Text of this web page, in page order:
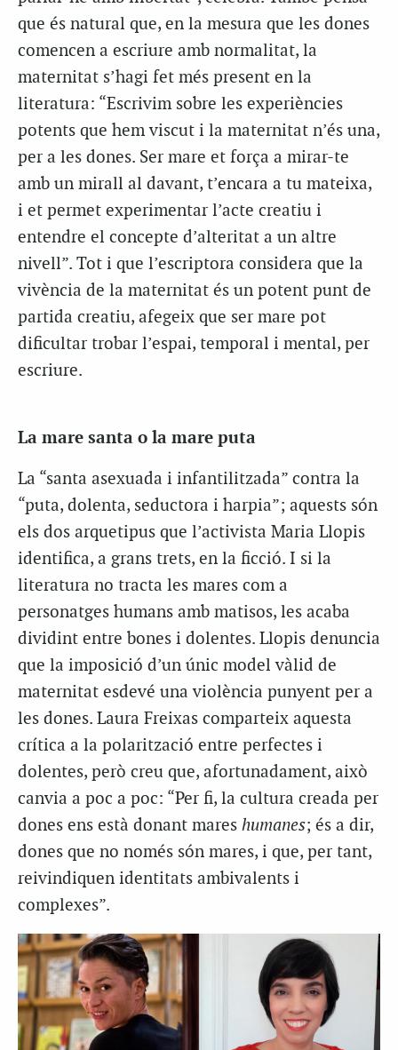
que és natural que, en la mesura que les dones
comencen a escriure amb normalitat, la
maternitat s’hagi fet més present en la
literatura: “Escrivim sobre les experiències
potents que hem viscut i la maternitat n’és una,
per a les dones. Ser mare et força a mirar-te
amb un mirall al davant, t’encara a tu mateixa,
i et permet experimentar l’acte creatiu i
entendre el concepte d’alteritat a un altre
nivell”. Tot i que l’escriptora considera que la
vivència de la maternitat és un potent punt de
partida creatiu, afegeix que ser mare pot
dificultar trobar l’espai, temporal i mental, per
escriure.
La mare santa o la mare puta
La “santa asexuada i infantilitzada” contra la
“puta, dolenta, seductora i harpia”; aquests són
els dos arquetipus que l’activista Maria Llopis
identifica, a grans trets, en la ficció. I si la
literatura no tracta les mares com a
personatges humans amb matisos, les acaba
dividint entre bones i dolentes. Llopis denuncia
que la imposició d’un únic model vàlid de
maternitat esdevé una violència punyent per a
les dones. Laura Freixas comparteix aquesta
crítica a la polarització entre perfectes i
dolentes, però creu que, afortunadament, això
canvia a poc a poc: “Per fi, la cultura creada per
dones ens està donant mares humanes; és a dir,
dones que no només són mares, i que, per tant,
reivindiquen identitats ambivalents i
complexes”.